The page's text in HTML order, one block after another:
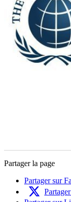
Partager la page
Partager sur